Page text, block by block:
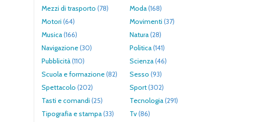
Mezzi di trasporto (78) Moda(168)
Motori (64) Movimenti (37)
Musica(166) Natura(28)
Navigazione(30) Politica(141)
Pubblicità(110) Scienza(46)
Scuola e formazione(82) Sesso (93)
Spettacolo (202) Sport(302)
Tasti e comandi (25) Tecnologia(291)
Tipografia e stampa(33) Tv(86)